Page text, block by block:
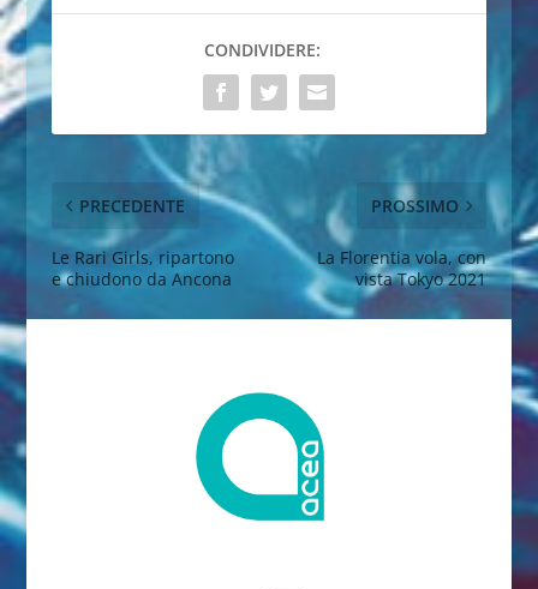
CONDIVIDERE:
PRECEDENTE
Le Rari Girls, ripartono
e chiudono da Ancona
PROSSIMO
La Florentia vola, con
vista Tokyo 2021